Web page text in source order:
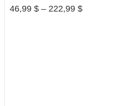
46,99 $ – 222,99 $